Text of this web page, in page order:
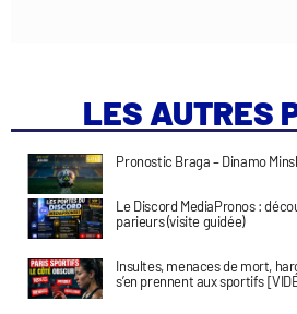
LES AUTRES
Pronostic Braga – Dinamo
Le Discord MediaPronos :
parieurs (visite guidée)
Insultes, menaces de mort,
s’en prennent aux sportifs